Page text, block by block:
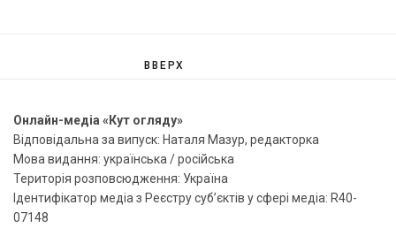
ВВЕРХ
Онлайн-медіа «Кут огляду»
Відповідальна за випуск: Наталя Мазур, редакторка
Мова видання: українська / російська
Територія розповсюдження: Україна
Ідентифікатор медіа з Реєстру суб’єктів у сфері медіа: R40-
07148